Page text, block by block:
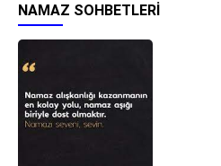
NAMAZ SOHBETLERI